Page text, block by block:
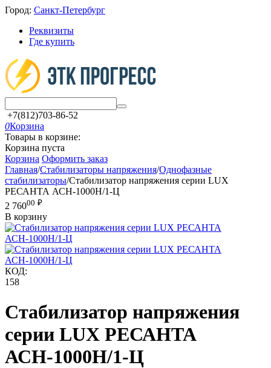
Город: Санкт-Петербург
Реквизиты
Где купить
+7(812)703-86-52
0Корзина
Товары в корзине:
Корзина пуста
Корзина Оформить заказ
Главная/Стабилизаторы напряжения/Однофазные
стабилизаторы/Стабилизатор напряжения серии LUX
РЕСАНТА АСН-1000Н/1-Ц
2 76000 ₽
В корзину
КОД:
158
Стабилизатор напряжения
серии LUX РЕСАНТА
АСН-1000Н/1-Ц